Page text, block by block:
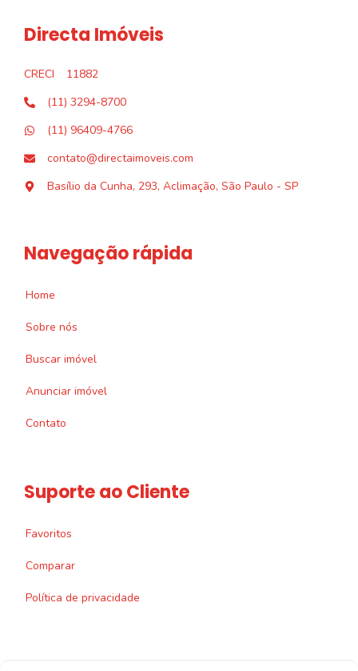
Directa Imóveis
CRECI
11882
(11) 3294-8700
(11) 96409-4766
contato@directaimoveis.com
Basílio da Cunha, 293, Aclimação, São Paulo - SP
Navegação rápida
Home
Sobre nós
Buscar imóvel
Anunciar imóvel
Contato
Suporte ao Cliente
Favoritos
Comparar
Política de privacidade